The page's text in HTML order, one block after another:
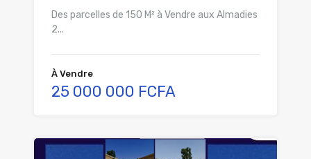
Des parcelles de 150 M² à Vendre aux Almadies
2...
À Vendre
25 000 000 FCFA